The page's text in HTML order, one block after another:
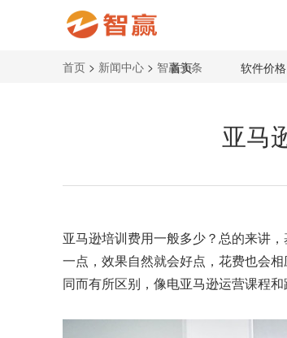
首页 软件价格
首页 > 新闻中心 > 智赢头条
亚马
亚马逊培训费用一般多少？总的来讲
一点，效果自然就会好点，花费也会
同而有所区别，像电亚马逊运营课程